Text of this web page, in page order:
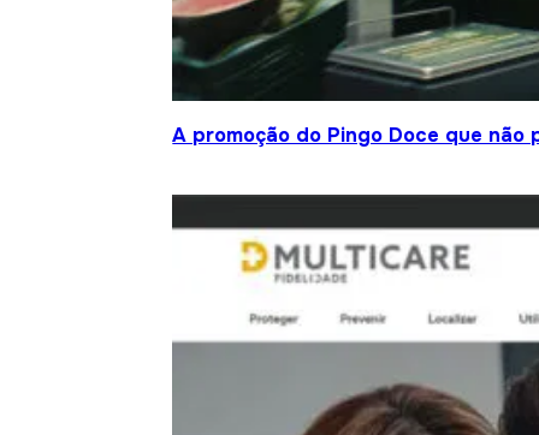
A promoção do Pingo Doce que